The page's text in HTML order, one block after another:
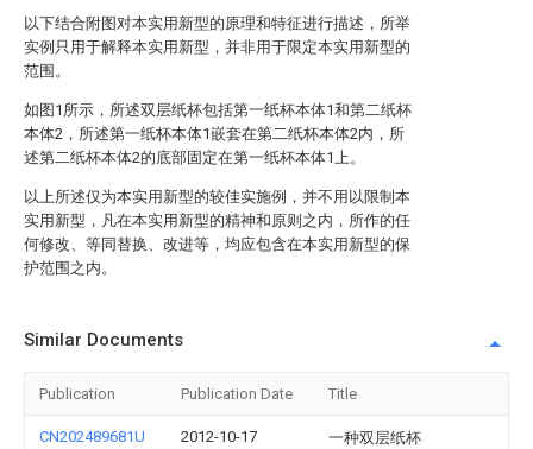
以下结合附图对本实用新型的原理和特征进行描述，所举
实例只用于解释本实用新型，并非用于限定本实用新型的
范围。
如图1所示，所述双层纸杯包括第一纸杯本体1和第二纸杯
本体2，所述第一纸杯本体1嵌套在第二纸杯本体2内，所
述第二纸杯本体2的底部固定在第一纸杯本体1上。
以上所述仅为本实用新型的较佳实施例，并不用以限制本
实用新型，凡在本实用新型的精神和原则之内，所作的任
何修改、等同替换、改进等，均应包含在本实用新型的保
护范围之内。
Similar Documents
Publication Publication Date Title
CN202489681U 2012-10-17 一种双层纸杯